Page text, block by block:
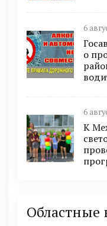
6
о
6
К
Областные